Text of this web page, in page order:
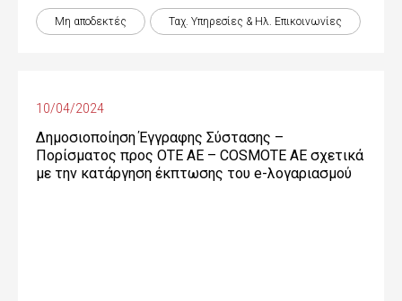
Μη αποδεκτές Ταχ. Υπηρεσίες & Ηλ. Επικοινωνίες
10/04/2024
Δημοσιοποίηση Έγγραφης Σύστασης –
Πορίσματος προς OTE ΑΕ – COSMOTE ΑΕ σχετικά
με την κατάργηση έκπτωσης του e-λογαριασμού